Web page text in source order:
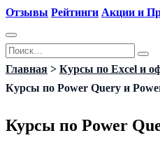
Отзывы Рейтинги Акции и
Перейти
к
содержанию
Search
for:
Главная > Курсы по Excel и
Курсы по Power Query и
Курсы по Power